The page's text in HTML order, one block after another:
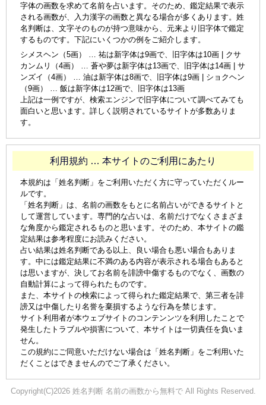
字体の画数を求めて名前を占います。そのため、鑑定結果で表示
される画数が、入力漢字の画数と異なる場合が多くあります。姓
名判断は、文字そのものが持つ意味から、元来より旧字体で鑑定
するものです。下記にいくつかの例をご紹介します。
シメスヘン（5画） … 祐は新字体は9画で、旧字体は10画 | クサ
カンムリ（4画） … 蒼や夢は新字体は13画で、旧字体は14画 | サ
ンズイ（4画） … 油は新字体は8画で、旧字体は9画 | ショクヘン
（9画） … 飯は新字体は12画で、旧字体は13画
上記は一例ですが、検索エンジンで旧字体について調べてみても
面白いと思います。詳しく説明されているサイトが多数ありま
す。
利用規約 … 本サイトのご利用にあたり
本規約は「姓名判断」をご利用いただく方に守っていただくルー
ルです。
「姓名判断」は、名前の画数をもとに名前占いができるサイトと
して運営しています。専門的な占いは、名前だけでなくさまざま
な角度から鑑定されるものと思います。そのため、本サイトの鑑
定結果は参考程度にお読みください。
占い結果は姓名判断である以上、良い場合も悪い場合もありま
す。中には鑑定結果に不満のある内容が表示される場合もあると
は思いますが、決してお名前を誹謗中傷するものでなく、画数の
自動計算によって得られたものです。
また、本サイトの検索によって得られた鑑定結果で、第三者を誹
謗又は中傷したり名誉を棄損するような行為を禁じます。
サイト利用者が本ウェブサイトのコンテンンツを利用したことで
発生したトラブルや損害について、本サイトは一切責任を負いま
せん。
この規約にご同意いただけない場合は「姓名判断」をご利用いた
だくことはできませんのでご了承ください。
Copyright(C)2026 姓名判断 名前の画数から無料で All Rights Reserved.